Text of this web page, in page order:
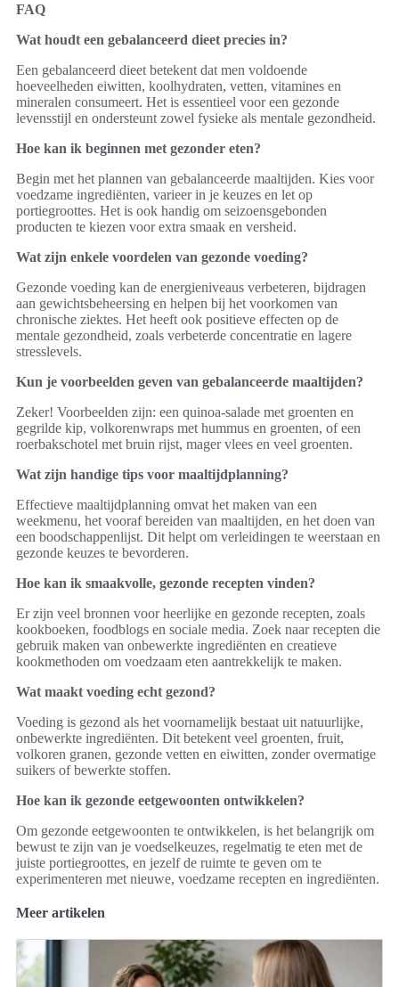
FAQ
Wat houdt een gebalanceerd dieet precies in?
Een gebalanceerd dieet betekent dat men voldoende
hoeveelheden eiwitten, koolhydraten, vetten, vitamines en
mineralen consumeert. Het is essentieel voor een gezonde
levensstijl en ondersteunt zowel fysieke als mentale gezondheid.
Hoe kan ik beginnen met gezonder eten?
Begin met het plannen van gebalanceerde maaltijden. Kies voor
voedzame ingrediënten, varieer in je keuzes en let op
portiegroottes. Het is ook handig om seizoensgebonden
producten te kiezen voor extra smaak en versheid.
Wat zijn enkele voordelen van gezonde voeding?
Gezonde voeding kan de energieniveaus verbeteren, bijdragen
aan gewichtsbeheersing en helpen bij het voorkomen van
chronische ziektes. Het heeft ook positieve effecten op de
mentale gezondheid, zoals verbeterde concentratie en lagere
stresslevels.
Kun je voorbeelden geven van gebalanceerde maaltijden?
Zeker! Voorbeelden zijn: een quinoa-salade met groenten en
gegrilde kip, volkorenwraps met hummus en groenten, of een
roerbakschotel met bruin rijst, mager vlees en veel groenten.
Wat zijn handige tips voor maaltijdplanning?
Effectieve maaltijdplanning omvat het maken van een
weekmenu, het vooraf bereiden van maaltijden, en het doen van
een boodschappenlijst. Dit helpt om verleidingen te weerstaan en
gezonde keuzes te bevorderen.
Hoe kan ik smaakvolle, gezonde recepten vinden?
Er zijn veel bronnen voor heerlijke en gezonde recepten, zoals
kookboeken, foodblogs en sociale media. Zoek naar recepten die
gebruik maken van onbewerkte ingrediënten en creatieve
kookmethoden om voedzaam eten aantrekkelijk te maken.
Wat maakt voeding echt gezond?
Voeding is gezond als het voornamelijk bestaat uit natuurlijke,
onbewerkte ingrediënten. Dit betekent veel groenten, fruit,
volkoren granen, gezonde vetten en eiwitten, zonder overmatige
suikers of bewerkte stoffen.
Hoe kan ik gezonde eetgewoonten ontwikkelen?
Om gezonde eetgewoonten te ontwikkelen, is het belangrijk om
bewust te zijn van je voedselkeuzes, regelmatig te eten met de
juiste portiegroottes, en jezelf de ruimte te geven om te
experimenteren met nieuwe, voedzame recepten en ingrediënten.
Meer artikelen